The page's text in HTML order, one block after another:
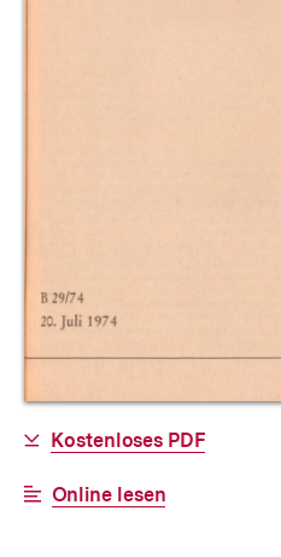
Allgemeine
Informationen
Download-
Kostenloses PDF
Interner
Online lesen